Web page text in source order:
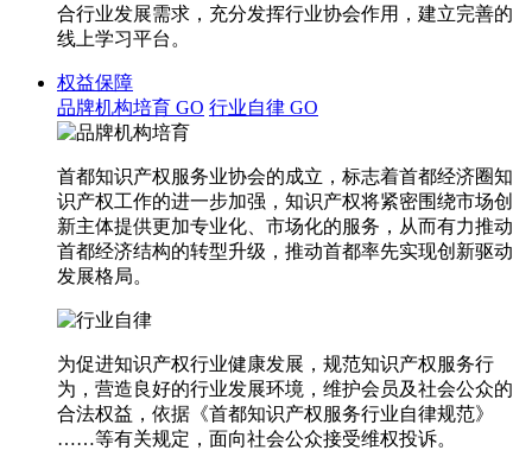
合行业发展需求，充分发挥行业协会作用，建立完善的
线上学习平台。
权益保障
品牌机构培育 GO 行业自律 GO
首都知识产权服务业协会的成立，标志着首都经济圈知
识产权工作的进一步加强，知识产权将紧密围绕市场创
新主体提供更加专业化、市场化的服务，从而有力推动
首都经济结构的转型升级，推动首都率先实现创新驱动
发展格局。
为促进知识产权行业健康发展，规范知识产权服务行
为，营造良好的行业发展环境，维护会员及社会公众的
合法权益，依据《首都知识产权服务行业自律规范》
……等有关规定，面向社会公众接受维权投诉。